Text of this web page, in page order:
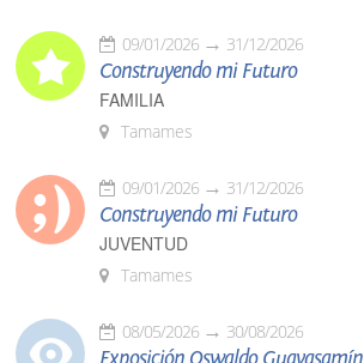
09/01/2026 31/12/2026
Construyendo mi Futuro
FAMILIA
Tamames
09/01/2026 31/12/2026
Construyendo mi Futuro
JUVENTUD
Tamames
08/05/2026 30/08/2026